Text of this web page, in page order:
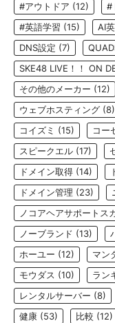
#アウトドア (12) #
#英語学習 (15) AI
DNS設定 (7)
SKE48 LIVE！！ ON
その他のメーカー (12)
ウェブホスティング (8)
コイズミ (15) コー
スピークエル (17)
ドメイン取得 (14)
ドメイン管理 (23)
ノコアヘアサポートス
ノーブランド (13)
ホーユー (12) マン
モウダス (10) ラン
レンタルサーバー (8)
健康 (53) 比較 (12)